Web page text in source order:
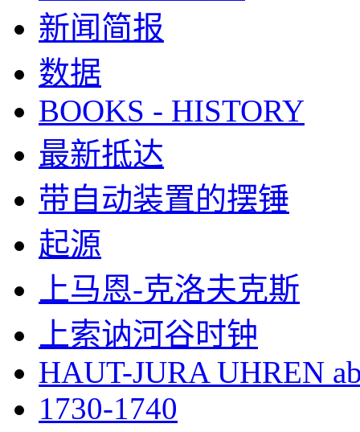
新闻简报
数据
BOOKS - HISTORY
最新抵达
带自动装置的摆锤
起源
上马恩-克洛夫克斯
上索讷河谷时钟
HAUT-JURA UHREN
1730-1740